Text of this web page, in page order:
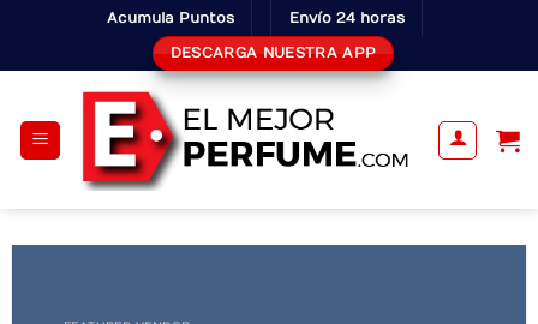
content
Acumula Puntos Envío 24 horas
DESCARGA NUESTRA APP